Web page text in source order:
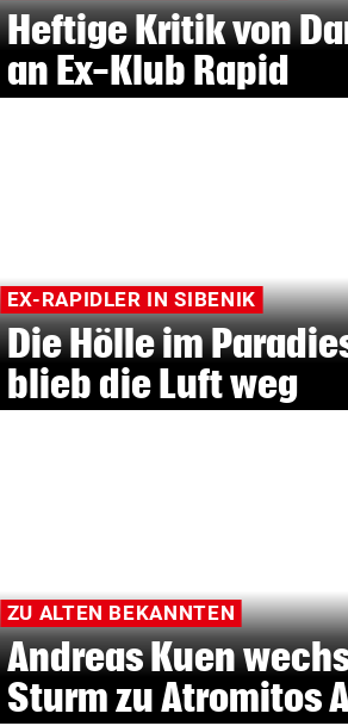
Heftige Kritik von
an Ex-Klub Rapid
EX-RAPIDLER IN SIBENIK
Die Hölle im
blieb die Luft weg
ZU ALTEN BEKANNTEN
Andreas Kuen
Sturm zu Atromitos